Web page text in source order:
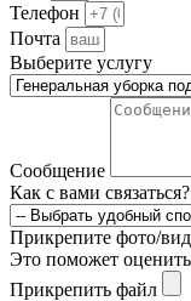
Телефон
Почта
Выберите услугу
Сообщение
Как с вами связаться?
Прикрепите фото/
Это поможет
Прикрепить файл